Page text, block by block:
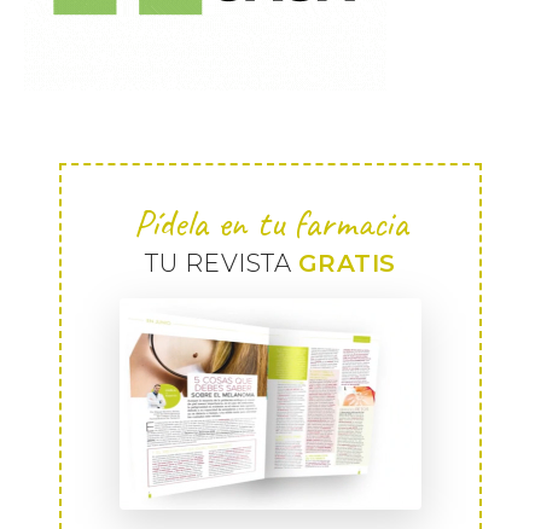
Pídela en tu farmacia
TU REVISTA GRATIS